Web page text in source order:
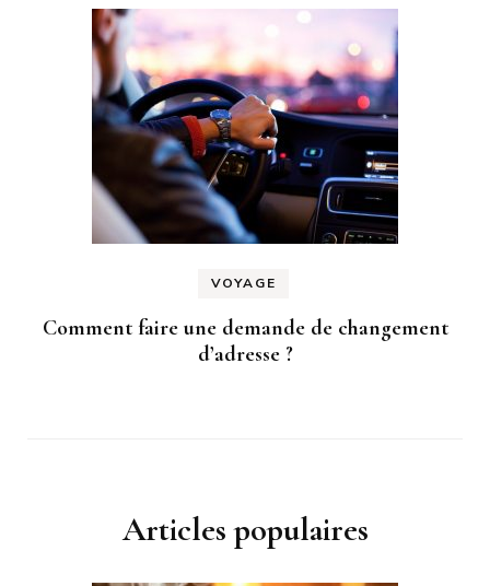
VOYAGE
Comment faire une demande de changement
d’adresse ?
Articles populaires